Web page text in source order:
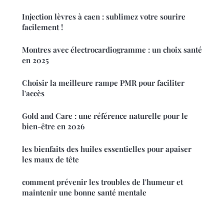
Injection lèvres à caen : sublimez votre sourire
facilement !
Montres avec électrocardiogramme : un choix santé
en 2025
Choisir la meilleure rampe PMR pour faciliter
l'accès
Gold and Care : une référence naturelle pour le
bien-être en 2026
les bienfaits des huiles essentielles pour apaiser
les maux de tête
comment prévenir les troubles de l'humeur et
maintenir une bonne santé mentale